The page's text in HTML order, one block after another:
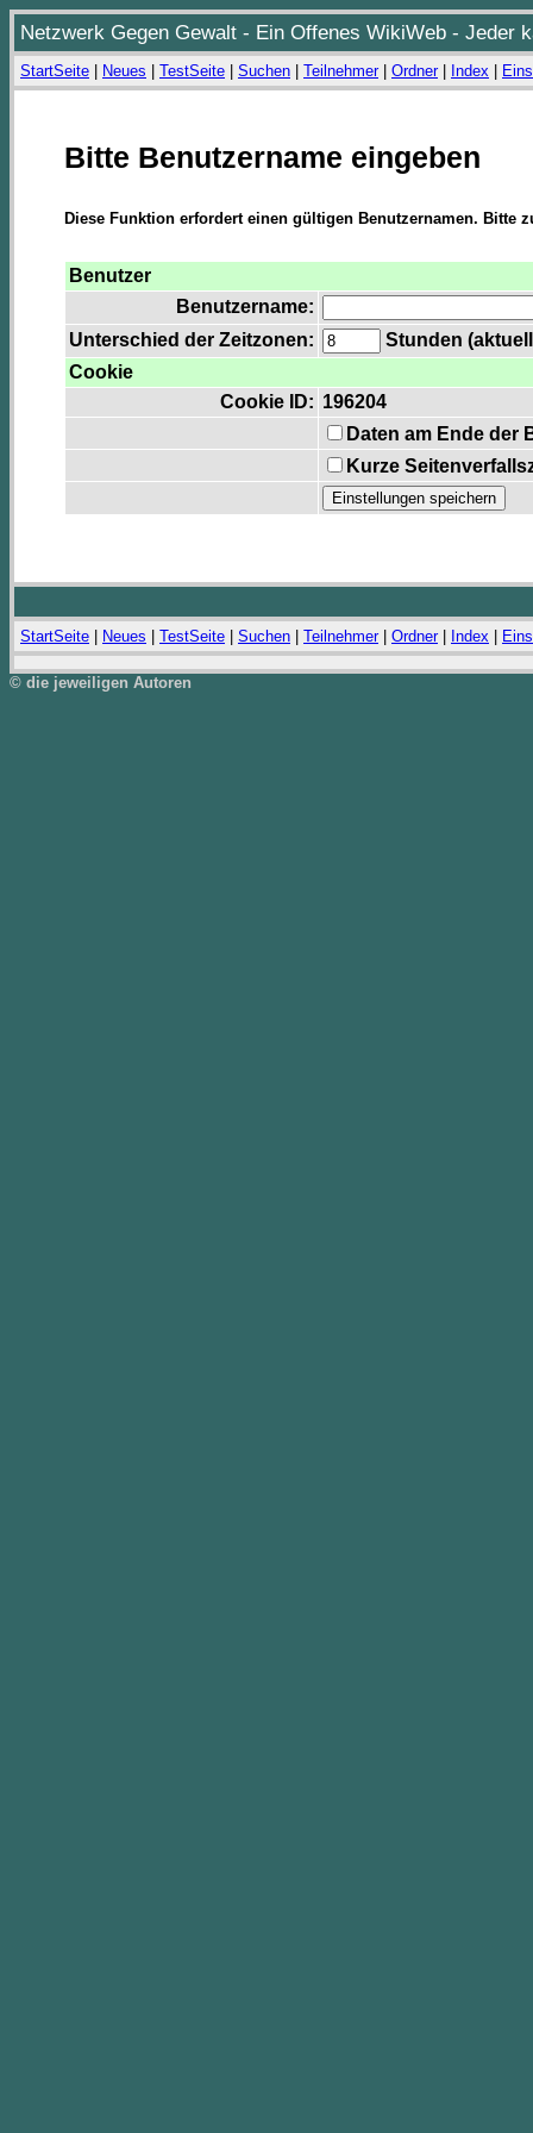
Netzwerk Gegen Gewalt - Ein Offenes WikiWeb - Jeder
StartSeite Neues TestSeite Suchen Teilnehmer| Ordner| Index
Bitte Benutzername eingeben
Diese Funktion erfordert einen gültigen Benutzernamen. Bitte
Benutzer
Benutzername:
Unterschied der Zeitzonen:
Stunden
Cookie
Cookie ID: 196204
Daten am Ende der
Kurze
StartSeite Neues TestSeite Suchen Teilnehmer| Ordner| Index
© die jeweiligen Autoren